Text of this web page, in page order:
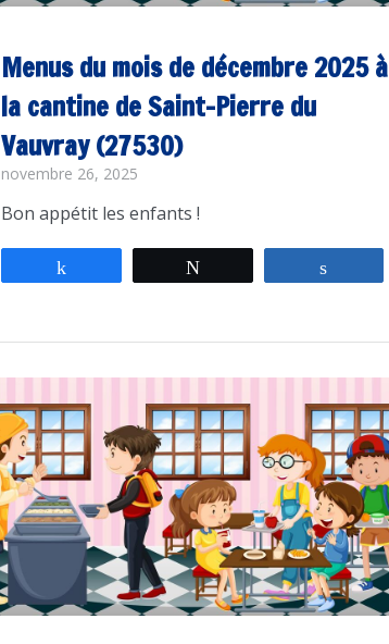
Menus du mois de décembre 2025 à
la cantine de Saint-Pierre du
Vauvray (27530)
novembre 26, 2025
Bon appétit les enfants !